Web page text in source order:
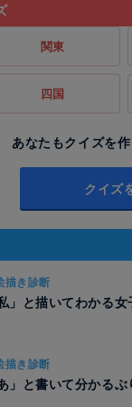
関東
四国
あなたもクイズを
クイズ
描き診断
」と描いてわかる
描き診断
」と書いて分かる